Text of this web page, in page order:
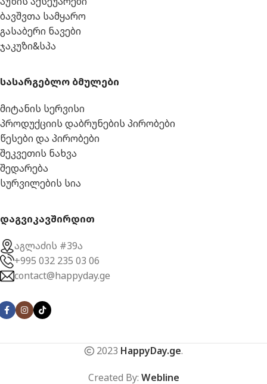
ბავშვთა სამყარო
გასაბერი ნავები
ჯაკუზი&სპა
სასარგებლო ბმულები
მიტანის სერვისი
პროდუქციის დაბრუნების პირობები
წესები და პირობები
შეკვეთის ნახვა
შედარება
სურვილების სია
დაგვიკავშირდით
აგლაძის #39ა
+995 032 235 03 06
contact@happyday.ge
2023 HappyDay.ge.
Created By: Webline